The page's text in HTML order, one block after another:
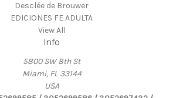
Desclée de Brouwer
EDICIONES FE ADULTA
View All
Info
5800 SW 8th St
Miami, FL 33144
USA